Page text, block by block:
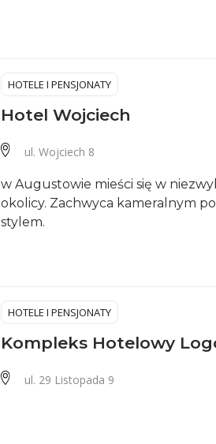
HOTELE I PENSJONATY
Hotel Wojciech
ul. Wojciech 8
w Augustowie mieści się w
okolicy. Zachwyca kameralnym
stylem.
HOTELE I PENSJONATY
Kompleks Hotelowy
ul. 29 Listopada 9